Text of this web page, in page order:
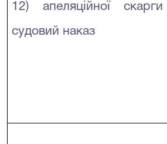
12) апеляційної
судовий наказ